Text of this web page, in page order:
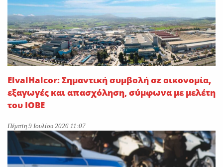
ElvalHalcor: Σημαντική συμβολή σε οικονομία,
εξαγωγές και απασχόληση, σύμφωνα με μελέτη
του ΙΟΒΕ
Πέμπτη 9 Ιουλίου 2026 11:07